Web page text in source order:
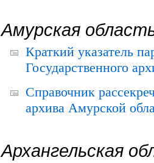
Амурская
Краткий указатель
Государственного
Справочник
архива Амурской
Архангельская